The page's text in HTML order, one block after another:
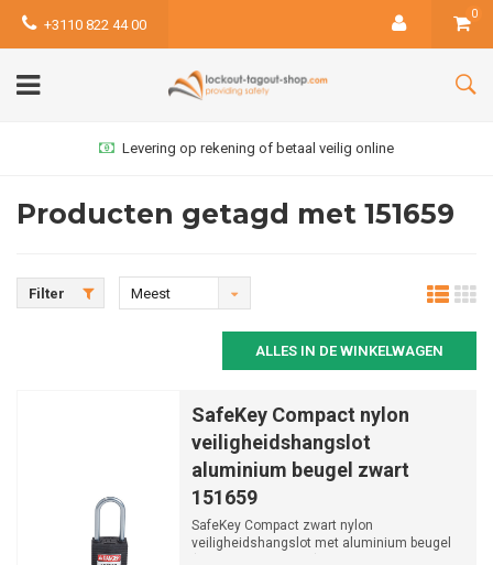
+3110 822 44 00
0
Levering op rekening of betaal veilig online
Producten getagd met 151659
Filter
Meest
ALLES IN DE WINKELWAGEN
SafeKey Compact nylon
veiligheidshangslot
aluminium beugel zwart
151659
SafeKey Compact zwart nylon
veiligheidshangslot met aluminium beugel